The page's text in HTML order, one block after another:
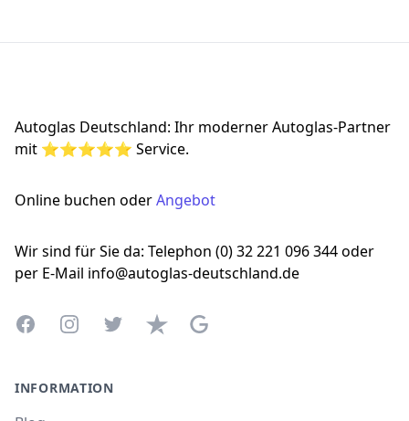
Autoglas Deutschland: Ihr moderner Autoglas-Partner
mit ⭐⭐⭐⭐⭐ Service.
Online buchen oderAngebot
Wir sind für Sie da: Telephon (0) 32 221 096 344 oder
per E-Mail info@autoglas-deutschland.de
FacebookInstagramTwitterTrustpilotGoogle Business Profile
INFORMATION